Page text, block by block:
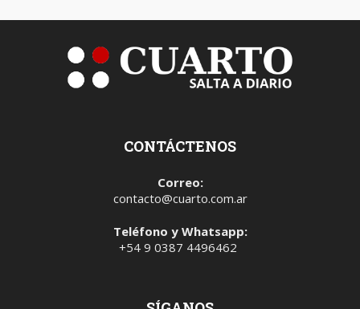
CONTÁCTENOS
Correo:
contacto@cuarto.com.ar
Teléfono y Whatsapp:
+54 9 0387 4496462